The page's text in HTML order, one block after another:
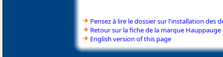
Pensez à lire le dossier sur l'installation des
Retour sur la fiche de la marque Hauppauge
English version of this page